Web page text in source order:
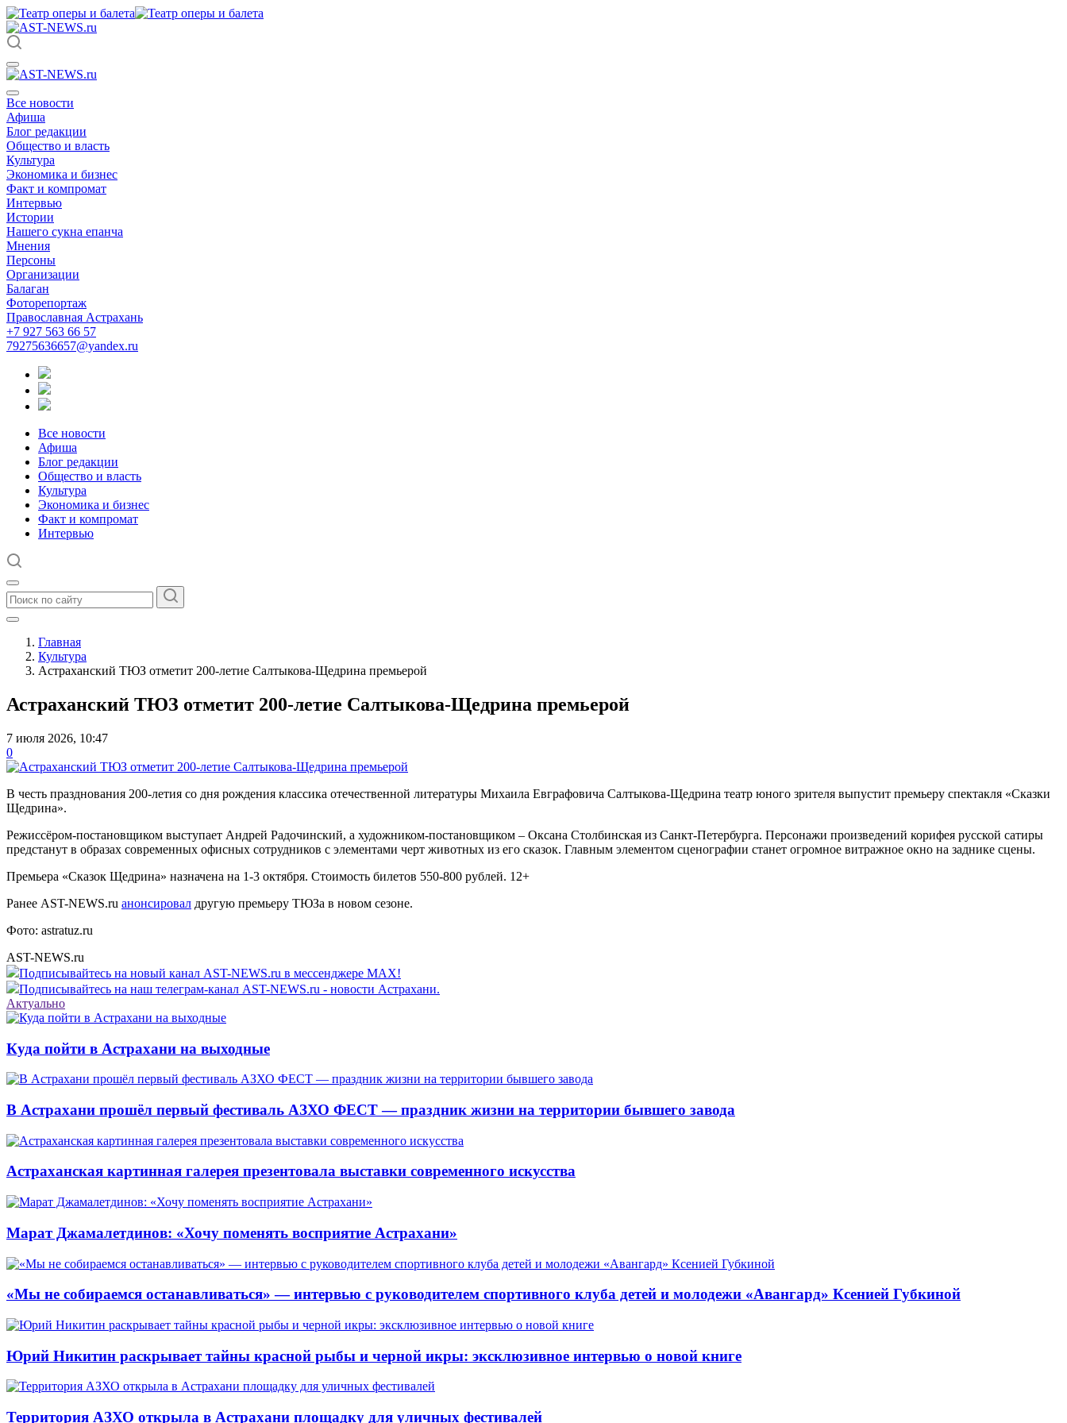
Все новости
Афиша
Блог редакции
Общество и власть
Культура
Экономика и бизнес
Факт и компромат
Интервью
Истории
Нашего сукна епанча
Мнения
Персоны
Организации
Балаган
Фоторепортаж
Православная Астрахань
+7 927 563 66 57
79275636657@yandex.ru
Все новости
Афиша
Блог редакции
Общество и власть
Культура
Экономика и бизнес
Факт и компромат
Интервью
Главная
Культура
Астраханский ТЮЗ отметит 200-летие Салтыкова-Щедрина премьерой
Астраханский ТЮЗ отметит 200-летие Салтыкова-Щедрина премьерой
7 июля 2026, 10:47
0
В честь празднования 200-летия со дня рождения классика отечественной литературы Михаила Евграфовича Салтыкова-Щедрина театр юного зрителя выпустит премьеру спектакля «Сказки
Щедрина».
Режиссёром-постановщиком выступает Андрей Радочинский, а художником-постановщиком – Оксана Столбинская из Санкт-Петербурга. Персонажи произведений корифея русской сатиры
предстанут в образах современных офисных сотрудников с элементами черт животных из его сказок. Главным элементом сценографии станет огромное витражное окно на заднике сцены.
Премьера «Сказок Щедрина» назначена на 1-3 октября. Стоимость билетов 550-800 рублей. 12+
Ранее AST-NEWS.ru анонсировал другую премьеру ТЮЗа в новом сезоне.
Фото: astratuz.ru
AST-NEWS.ru
Подписывайтесь на новый канал AST-NEWS.ru в мессенджере MAX!
Подписывайтесь на наш телеграм-канал AST-NEWS.ru - новости Астрахани.
Актуально
Куда пойти в Астрахани на выходные
В Астрахани прошёл первый фестиваль АЗХО ФЕСТ — праздник жизни на территории бывшего завода
Астраханская картинная галерея презентовала выставки современного искусства
Марат Джамалетдинов: «Хочу поменять восприятие Астрахани»
«Мы не собираемся останавливаться» — интервью с руководителем спортивного клуба детей и молодежи «Авангард» Ксенией Губкиной
Юрий Никитин раскрывает тайны красной рыбы и черной икры: эксклюзивное интервью о новой книге
Территория АЗХО открыла в Астрахани площадку для уличных фестивалей